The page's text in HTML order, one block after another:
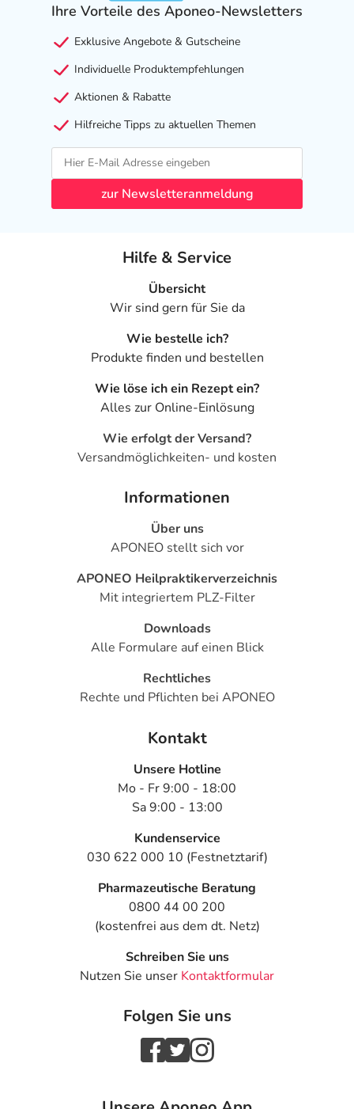
Ihre Vorteile des Aponeo-Newsletters
Exklusive Angebote & Gutscheine
Individuelle Produktempfehlungen
Aktionen & Rabatte
Hilfreiche Tipps zu aktuellen Themen
zur Newsletteranmeldung
Hilfe & Service
Übersicht
Wir sind gern für Sie da
Wie bestelle ich?
Produkte finden und bestellen
Wie löse ich ein Rezept ein?
Alles zur Online-Einlösung
Wie erfolgt der Versand?
Versandmöglichkeiten- und kosten
Informationen
Über uns
APONEO stellt sich vor
APONEO Heilpraktikerverzeichnis
Mit integriertem PLZ-Filter
Downloads
Alle Formulare auf einen Blick
Rechtliches
Rechte und Pflichten bei APONEO
Kontakt
Unsere Hotline
Mo - Fr 9:00 - 18:00
Sa 9:00 - 13:00
Kundenservice
030 622 000 10 (Festnetztarif)
Pharmazeutische Beratung
0800 44 00 200
(kostenfrei aus dem dt. Netz)
Schreiben Sie uns
Nutzen Sie unser Kontaktformular
Folgen Sie uns